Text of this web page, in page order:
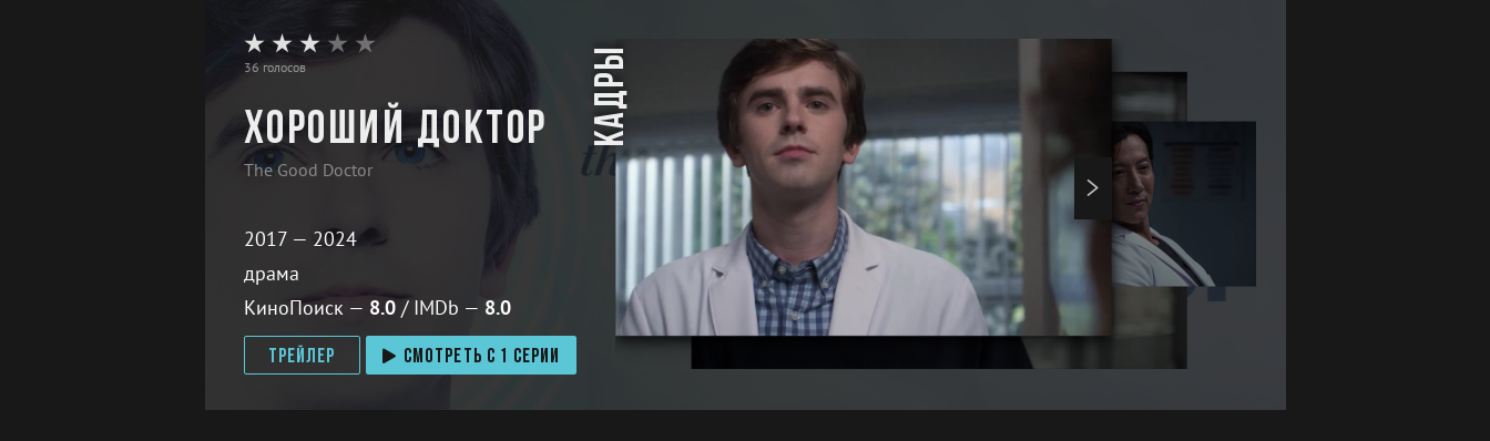
The Good Doctor
Хороший доктор
2017 — 2024
драма
КиноПоиск — 8.0/ IMDb — 8.0
ТРЕЙЛЕР СМОТРЕТЬ С 1 СЕРИИ
кадры
36 голосов